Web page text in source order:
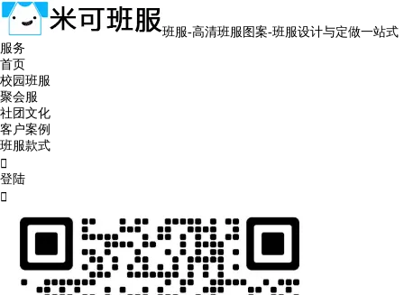
班服-高清班服图案-班服设计与定做一站式
服务
首页
校园班服
聚会服
社团文化
客户案例
班服款式

登陆
